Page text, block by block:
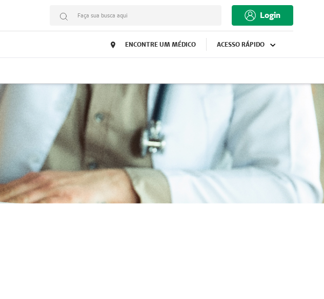
Faça sua busca aqui Login
ENCONTRE UM MÉDICO ACESSO RÁPIDO